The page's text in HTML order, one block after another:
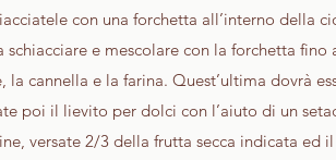
con una forchetta all’interno della
schiacciare e mescolare con la forchetta
la cannella e la farina. Quest’ultima dovrà
poi il lievito per dolci con l’aiuto di un
versate 2/3 della frutta secca indicata ed